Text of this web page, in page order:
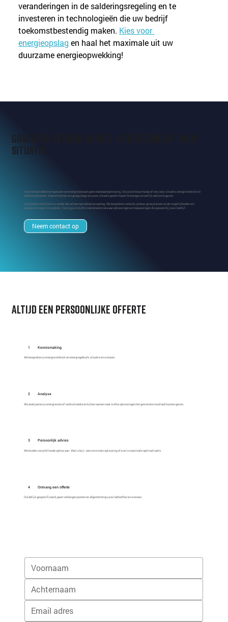
veranderingen in de salderingsregeling en te
investeren in technologieën die uw bedrijf
toekomstbestendig maken. Kies voor
energieopslag en haal het maximale uit uw
duurzame energieopwekking!
Voor het opwekken en opslaan van energie bestaat geen standaardoplossing. De juiste keuze hangt af van jouw situatie, energieverbruik en
toekomstplannen. Daarom komen we graag langs om jouw situatie goed in kaart te brengen en eerlijk advies te geven.
Voor bedrijven kijken we verder dan alleen opwekken en opslag. We bespreken verbruik, pieken, groeiplannen en de mogelijkheden om
energie slimmer in te zetten. Zo krijg je inzicht in een breed scala aan oplossingen en toepassingen die passen bij jouw bedrijf.
Neem contact op
Gratis en eerlijk advies afgestemd op jouw
situatie
1 Kennismaking
We bespreken je energieverbruik en energiegebruik, situatie en wensen.
2 Analyse
We analyseren je energienota of verbruiksdata en kijken samen naar welke oplossingen het gewenste resultaat kunnen geven.
3 Persoonlijk advies
We bieden verschillende opties aan. Wat is bijv. een minimale oplossing of wat is maximale optimalisatie.
4 Ontvang een offerte
Duidelijk gespecificeerd, geen verborgen posten en afgestemd op jouw behoeften en wensen.
altijd een persoonlijke offerte